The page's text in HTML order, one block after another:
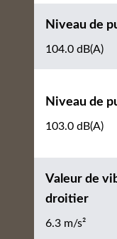
Niveau de
104.0 dB(A)
Niveau de
103.0 dB(A)
Valeur de
droitier
6.3 m/s²